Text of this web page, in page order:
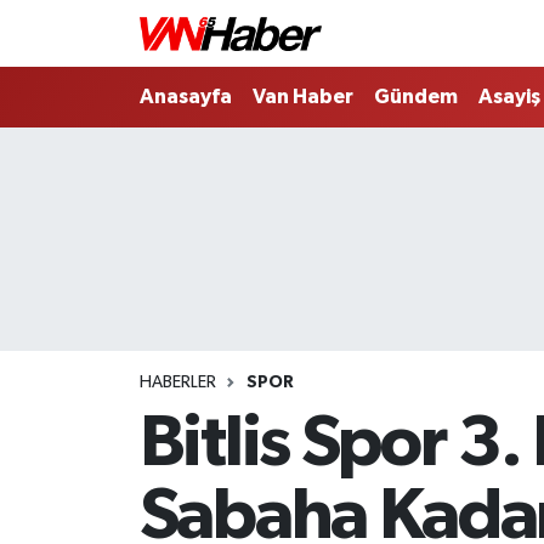
Anasayfa Van Haber Gündem Asayiş
HABERLER SPOR
Bitlis Spor
Sabaha
Nöbetçi Eczaneler
Haber Arşivi